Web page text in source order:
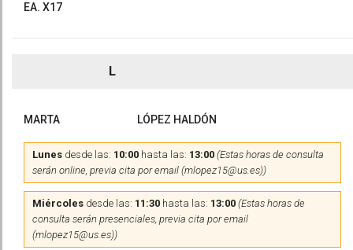
EA. X17
L
MARTA LÓPEZ HALDÓN
Lunes desde las: 10:00 hasta las: 13:00 (Estas horas de consulta
serán online, previa cita por email (mlopez15@us.es))
Miércoles desde las: 11:30 hasta las: 13:00 (Estas horas de
consulta serán presenciales, previa cita por email
(mlopez15@us.es))